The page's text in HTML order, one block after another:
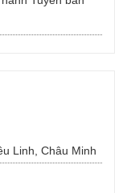
Linh, Châu Minh